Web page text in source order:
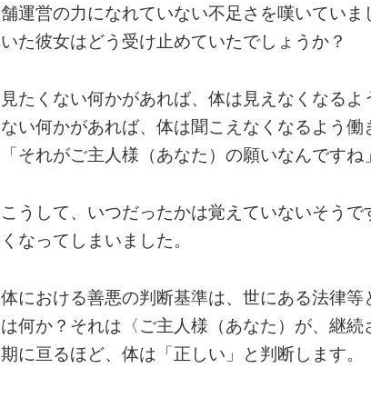
舗運営の力になれていない不足さを嘆いてい
いた彼女はどう受け止めていたでしょうか？
見たくない何かがあれば、体は見えなくなるよ
ない何かがあれば、体は聞こえなくなるよう働
「それがご主人様（あなた）の願いなんですね
こうして、いつだったかは覚えていないそう
くなってしまいました。
体における善悪の判断基準は、世にある法律
は何か？それは〈ご主人様（あなた）が、継
期に亘るほど、体は「正しい」と判断します。